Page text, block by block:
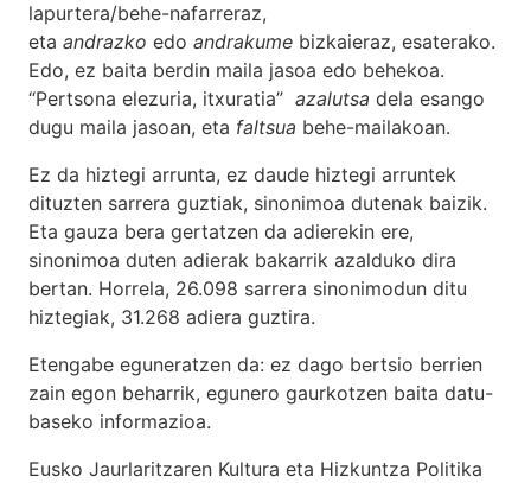
lapurtera/behe-nafarreraz,
eta andrazko edo andrakume bizkaieraz, esaterako.
Edo, ez baita berdin maila jasoa edo behekoa.
“Pertsona elezuria, itxuratia” azalutsa dela esango
dugu maila jasoan, eta faltsua behe-mailakoan.
Ez da hiztegi arrunta, ez daude hiztegi arruntek
dituzten sarrera guztiak, sinonimoa dutenak baizik.
Eta gauza bera gertatzen da adierekin ere,
sinonimoa duten adierak bakarrik azalduko dira
bertan. Horrela, 26.098 sarrera sinonimodun ditu
hiztegiak, 31.268 adiera guztira.
Etengabe eguneratzen da: ez dago bertsio berrien
zain egon beharrik, egunero gaurkotzen baita datu-
baseko informazioa.
Eusko Jaurlaritzaren Kultura eta Hizkuntza Politika